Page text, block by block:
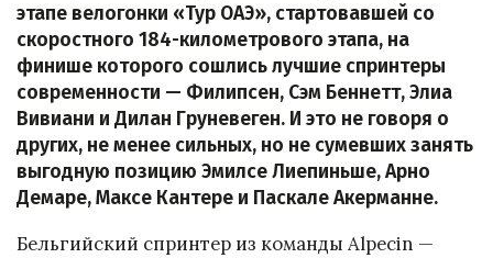
этапе велогонки «Тур ОАЭ», стартовавшей со
скоростного 184-километрового этапа, на
финише которого сошлись лучшие спринтеры
современности — Филипсен, Сэм Беннетт, Элиа
Вивиани и Дилан Груневеген. И это не говоря о
других, не менее сильных, но не сумевших занять
выгодную позицию Эмилсе Лиепиньше, Арно
Демаре, Максе Кантере и Паскале Акерманне.
Бельгийский спринтер из команды Alpecin —